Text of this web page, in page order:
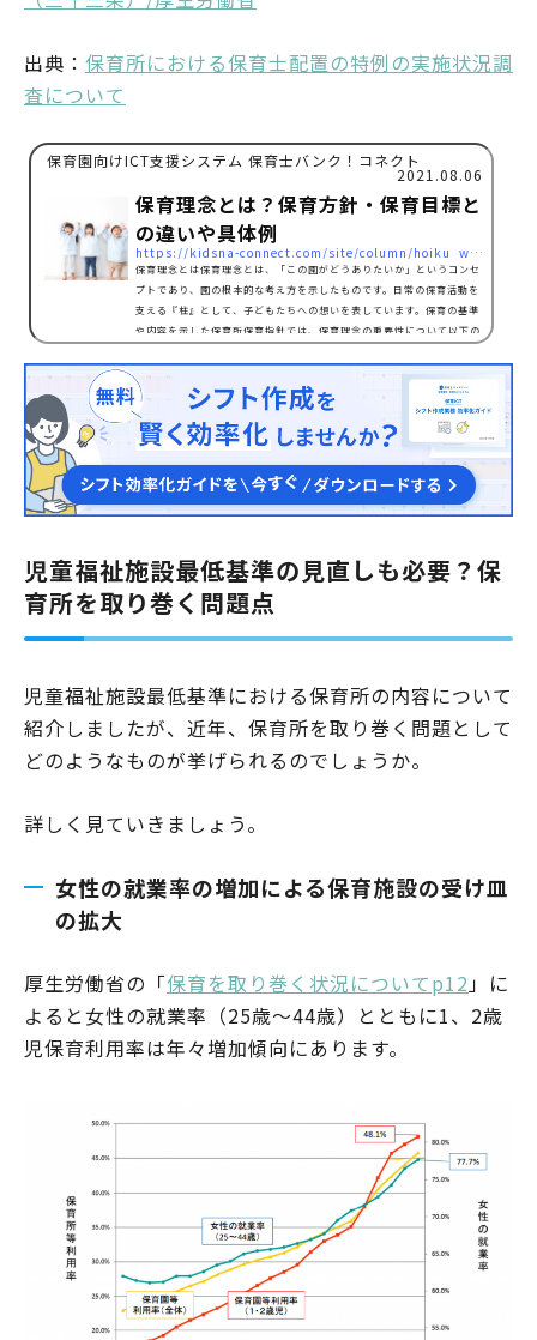
出典： 保育所における保育士配置の特例の実施状況調
査について
保育園向けICT支援システム 保育士バンク！コネクト
2021.08.06
保育理念とは？保育方針・保育目標と
の違いや具体例
https://kidsna-connect.com/site/column/hoiku_workstyle/6228
保育理念とは保育理念とは、「この園がどうありたいか」というコンセ
プトであり、園の根本的な考え方を示したものです。日常の保育活動を
支える『柱』として、子どもたちへの想いを表しています。保育の基準
や内容を示した保育所保育指針では、保育理念の重要性について以下の
踏まえて行われるものであり、その内容については、各保育所の独自性
や創意工夫が尊重される。出典：保育所保育指針解説…
児童福祉施設最低基準の見直しも必要？保
育所を取り巻く問題点
児童福祉施設最低基準における保育所の内容について
紹介しましたが、近年、保育所を取り巻く問題として
どのようなものが挙げられるのでしょうか。
詳しく見ていきましょう。
女性の就業率の増加による保育施設の受け皿
の拡大
厚生労働省の「保育を取り巻く状況についてp12 」に
よると女性の就業率（25歳～44歳）とともに1、2歳
児保育利用率は年々増加傾向にあります。